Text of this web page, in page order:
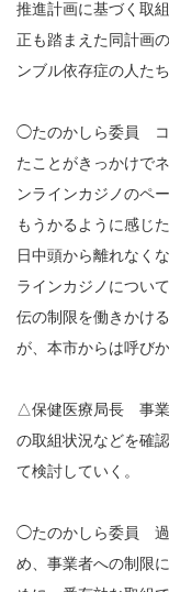
推進計画に基づく取
正も踏まえた同計画
ンブル依存症の人た
◯たのかしら委員 コ
たことがきっかけで
ンラインカジノのペ
もうかるように感じ
日中頭から離れなく
ラインカジノについ
伝の制限を働きかけ
が、本市からは呼び
△保健医療局長 事業
の取組状況などを確
て検討していく。
◯たのかしら委員 過
め、事業者への制限